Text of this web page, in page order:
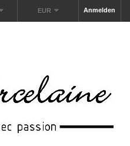
Anmelden
EUR